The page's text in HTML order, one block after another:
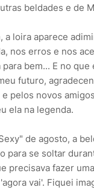
beldades e de
a loira aparece
nos erros e nos
bem... E no
futuro,
pelos novos
ela na legenda.
de agosto, a
para se soltar
precisava fazer
vai'. Fiquei